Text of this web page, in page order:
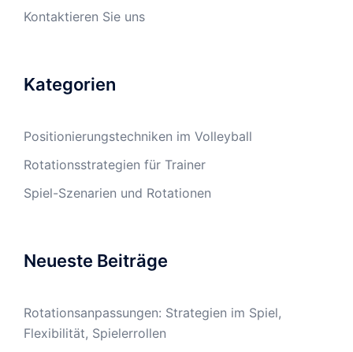
Kontaktieren Sie uns
Kategorien
Positionierungstechniken im Volleyball
Rotationsstrategien für Trainer
Spiel-Szenarien und Rotationen
Neueste Beiträge
Rotationsanpassungen: Strategien im Spiel,
Flexibilität, Spielerrollen